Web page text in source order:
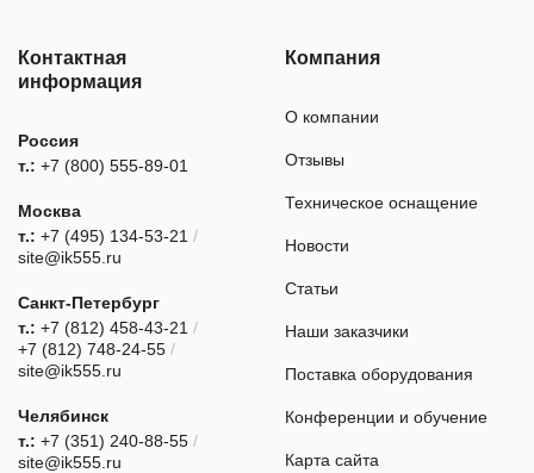
Контактная
информация
Россия
т.: +7 (800) 555-89-01
Москва
т.: +7 (495) 134-53-21 /
site@ik555.ru
Санкт-Петербург
т.: +7 (812) 458-43-21 /
+7 (812) 748-24-55 /
site@ik555.ru
Челябинск
т.: +7 (351) 240-88-55 /
site@ik555.ru
Компания
О компании
Отзывы
Техническое оснащение
Новости
Статьи
Наши заказчики
Поставка оборудования
Конференции и обучение
Карта сайта